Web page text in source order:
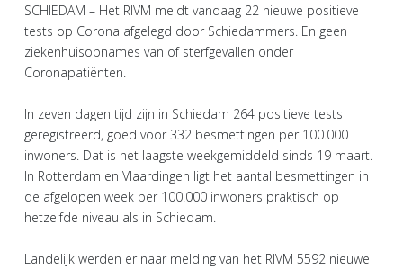
SCHIEDAM – Het RIVM meldt vandaag 22 nieuwe positieve
tests op Corona afgelegd door Schiedammers. En geen
ziekenhuisopnames van of sterfgevallen onder
Coronapatiënten.
In zeven dagen tijd zijn in Schiedam 264 positieve tests
geregistreerd, goed voor 332 besmettingen per 100.000
inwoners. Dat is het laagste weekgemiddeld sinds 19 maart.
In Rotterdam en Vlaardingen ligt het aantal besmettingen in
de afgelopen week per 100.000 inwoners praktisch op
hetzelfde niveau als in Schiedam.
Landelijk werden er naar melding van het RIVM 5592 nieuwe